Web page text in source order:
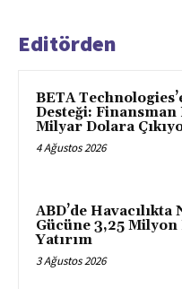
Editörden
BETA
Desteği: Finansman
Milyar Dolara
4 Ağustos 2026
ABD’de
Gücüne 3,25 Milyon
Yatırım
3 Ağustos 2026